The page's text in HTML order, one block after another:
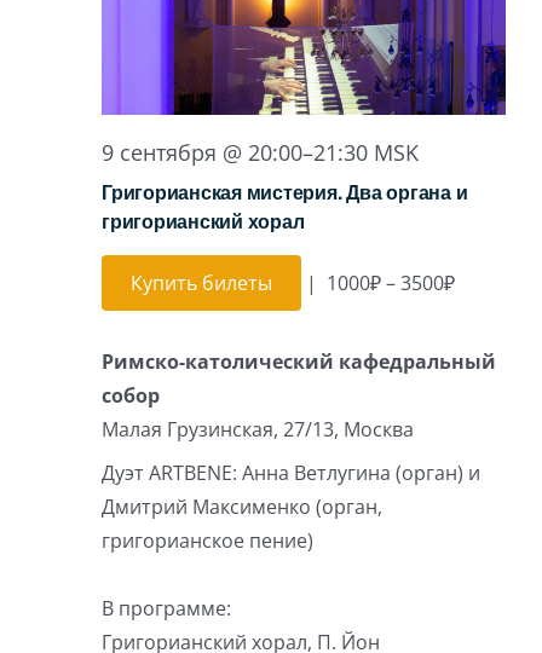
9 сентября @ 20:00–21:30 MSK
Григорианская мистерия. Два органа и
григорианский хорал
Купить билеты | 1000₽ – 3500₽
Римско-католический кафедральный
собор
Малая Грузинская, 27/13, Москва
Дуэт ARTBENE: Анна Ветлугина (орган) и
Дмитрий Максименко (орган,
григорианское пение)
В программе:
Григорианский хорал, П. Йон